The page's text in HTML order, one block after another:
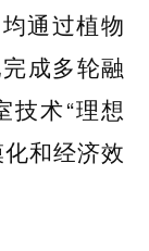
通过植物
成多轮融
技术“理想
和经济效